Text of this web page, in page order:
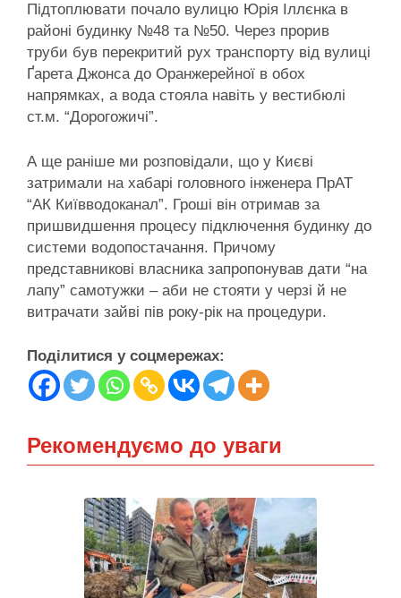
Підтоплювати почало вулицю Юрія Іллєнка в
районі будинку №48 та №50. Через прорив
труби був перекритий рух транспорту від вулиці
Ґарета Джонса до Оранжерейної в обох
напрямках, а вода стояла навіть у вестибюлі
ст.м. “Дорогожичі”.
А ще раніше ми розповідали, що у Києві
затримали на хабарі головного інженера ПрАТ
“АК Київводоканал”. Гроші він отримав за
пришвидшення процесу підключення будинку до
системи водопостачання. Причому
представникові власника запропонував дати “на
лапу” самотужки – аби не стояти у черзі й не
витрачати зайві пів року-рік на процедури.
Поділитися у соцмережах:
Рекомендуємо до уваги